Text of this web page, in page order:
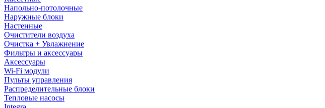
Напольно-потолочные
Наружные блоки
Настенные
Очистители воздуха
Очистка + Увлажнение
Фильтры и аксессуары
Аксессуары
Wi-Fi модули
Пульты управления
Распределительные блоки
Тепловые насосы